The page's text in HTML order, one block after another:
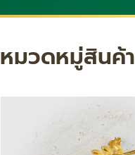
หมวดหมู่สินค้า